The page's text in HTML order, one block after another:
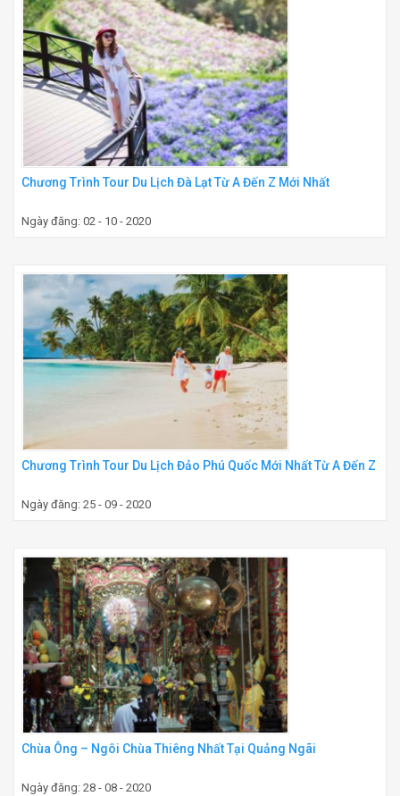
Chương Trình Tour Du Lịch Đà Lạt Từ A Đến Z Mới Nhất
Ngày đăng: 02 - 10 - 2020
Chương Trình Tour Du Lịch Đảo Phú Quốc Mới Nhất Từ A Đến Z
Ngày đăng: 25 - 09 - 2020
Chùa Ông – Ngôi Chùa Thiêng Nhất Tại Quảng Ngãi
Ngày đăng: 28 - 08 - 2020